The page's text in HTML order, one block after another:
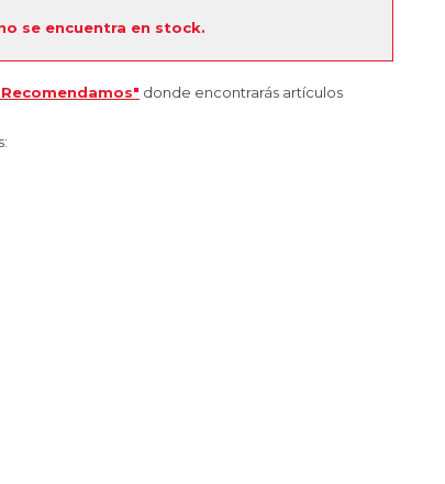
se encuentra en stock.
Recomendamos" donde encontrarás artículos